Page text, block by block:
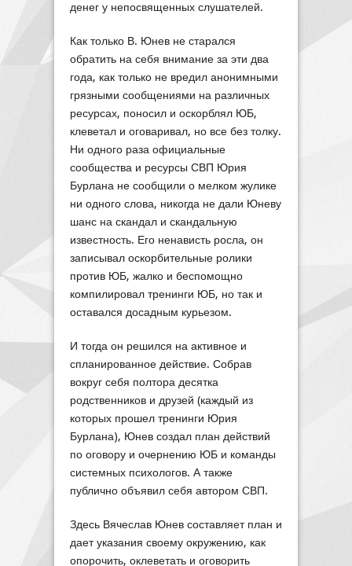
денег у непосвященных слушателей.
Как только В. Юнев не старался
обратить на себя внимание за эти два
года, как только не вредил анонимными
грязными сообщениями на различных
ресурсах, поносил и оскорблял ЮБ,
клеветал и оговаривал, но все без толку.
Ни одного раза официальные
сообщества и ресурсы СВП Юрия
Бурлана не сообщили о мелком жулике
ни одного слова, никогда не дали Юневу
шанс на скандал и скандальную
известность. Его ненависть росла, он
записывал оскорбительные ролики
против ЮБ, жалко и беспомощно
компилировал тренинги ЮБ, но так и
оставался досадным курьезом.
И тогда он решился на активное и
спланированное действие. Собрав
вокруг себя полтора десятка
родственников и друзей (каждый из
которых прошел тренинги Юрия
Бурлана), Юнев создал план действий
по оговору и очернению ЮБ и команды
системных психологов. А также
публично объявил себя автором СВП.
Здесь Вячеслав Юнев составляет план и
дает указания своему окружению, как
опорочить, оклеветать и оговорить